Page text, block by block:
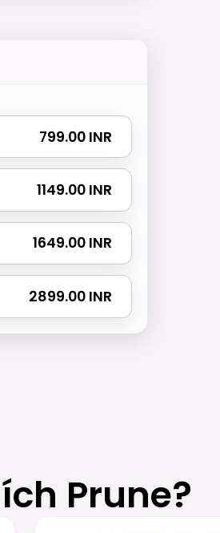
₹ 799.00 INR
₹ 1149.00 INR
₹ 1649.00 INR
₹ 2899.00 INR
Prune?